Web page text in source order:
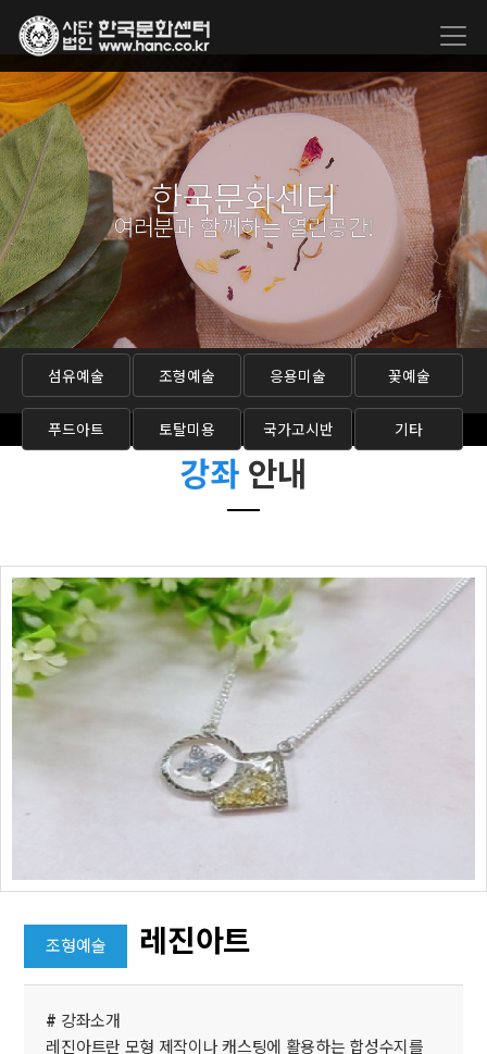
한국문화센터
여러분과 함께하는 열린공간!
섬유예술 조형예술 응용미술 꽃예술
푸드아트 토탈미용 국가고시반 기타
강좌 안내
조형예술 레진아트
# 강좌소개
레진아트란 모형 제작이나 캐스팅에 활용하는 합성수지를